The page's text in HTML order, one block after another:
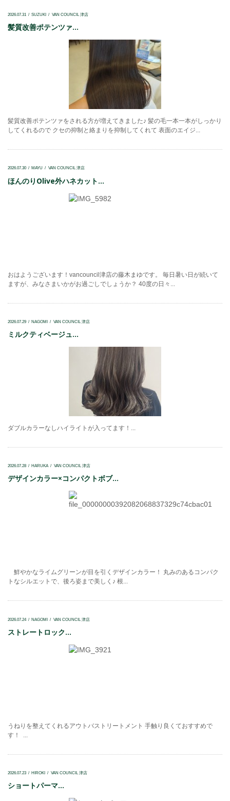
2026.07.31 SUZUKI VAN COUNCIL 津店
髪質改善ポテンツァ...
髪質改善ポテンツァをされる方が増えてきました♪ 髪の毛一本一本がしっかり
してくれるので クセの抑制と絡まりを抑制してくれて 表面のエイジ...
2026.07.30 MAYU VAN COUNCIL 津店
ほんのりOlive外ハネカット...
おはようございます！vancouncil津店の藤木まゆです。 毎日暑い日が続いて
ますが、みなさまいかがお過ごしでしょうか？ 40度の日々...
2026.07.29 NAGOMI VAN COUNCIL 津店
ミルクティベージュ...
ダブルカラーなしハイライトが入ってます！...
2026.07.28 HARUKA VAN COUNCIL 津店
デザインカラー×コンパクトボブ...
鮮やかなライムグリーンが目を引くデザインカラー！ 丸みのあるコンパク
トなシルエットで、後ろ姿まで美しく♪ 根...
2026.07.24 NAGOMI VAN COUNCIL 津店
ストレートロック...
うねりを整えてくれるアウトバストリートメント 手触り良くておすすめで
す！ ...
2026.07.23 HIROKI VAN COUNCIL 津店
ショートパーマ...